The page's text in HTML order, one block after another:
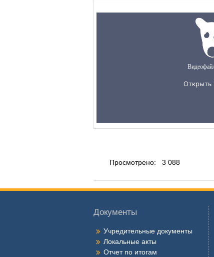
Просмотрено: 3 088
Документы
Учредительные документы
Локальные акты
Отчет по итогам